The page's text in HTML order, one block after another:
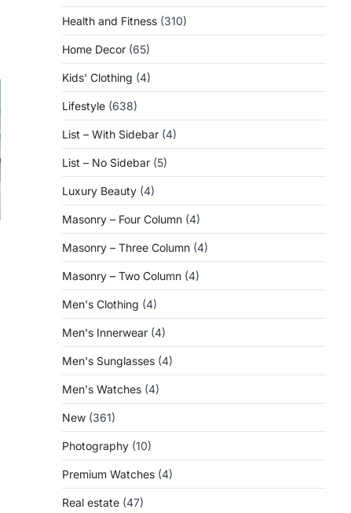
Health and Fitness (310)
Home Decor (65)
Kids' Clothing (4)
Lifestyle (638)
List – With Sidebar (4)
List – No Sidebar (5)
Luxury Beauty (4)
Masonry – Four Column (4)
Masonry – Three Column (4)
Masonry – Two Column (4)
Men's Clothing (4)
Men's Innerwear (4)
Men's Sunglasses (4)
Men's Watches (4)
New (361)
Photography (10)
Premium Watches (4)
Real estate (47)